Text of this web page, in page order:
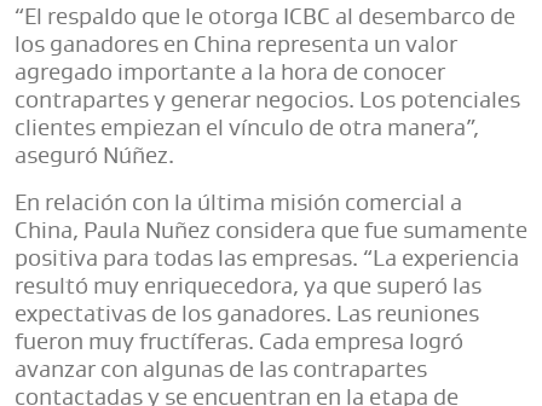
“El respaldo que le otorga ICBC al desembarco de
los ganadores en China representa un valor
agregado importante a la hora de conocer
contrapartes y generar negocios. Los potenciales
clientes empiezan el vínculo de otra manera”,
aseguró Núñez.
En relación con la última misión comercial a
China, Paula Nuñez considera que fue sumamente
positiva para todas las empresas. “La experiencia
resultó muy enriquecedora, ya que superó las
expectativas de los ganadores. Las reuniones
fueron muy fructíferas. Cada empresa logró
avanzar con algunas de las contrapartes
contactadas y se encuentran en la etapa de